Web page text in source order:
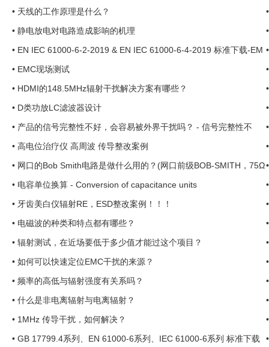
• 天线的工作原理是什么？
• 静电放电对电路造成影响的机理
• EN IEC 61000-6-2-2019 & EN IEC 61000-6-4-2019 标准下载-EM
C现场测试-EMC现场整改 ...
• EMC现场测试
• HDMI的148.5MHz辐射干扰解决方案有哪些？
• D类功放LC滤波器设计
• 产品的信号完整性不好，会容易被外界干扰吗？ - 信号完整性不
好，EMC好过吗？ ...
• 高电位治疗仪 高周波 传导整改案例
• 网口的Bob Smith电路是做什么用的？(网口前级BOB-SMITH，75Ω
*4加高耐压电容) ...
• 电容单位换算 - Conversion of capacitance units
• 牙齿美白仪辐射RE，ESD整改案例！！！
• 电磁波的种类和特点都有哪些？
• 辐射测试，在近场要低于多少值才能过这个项目？
• 如何可以快速定位EMC干扰的来源？
• 频率的高低与辐射强度有关系吗？
• 什么是非电离辐射与电离辐射？
• 1MHz 传导干扰，如何解决？
• GB 17799.4系列、EN 61000-6系列、IEC 61000-6系列 标准下载